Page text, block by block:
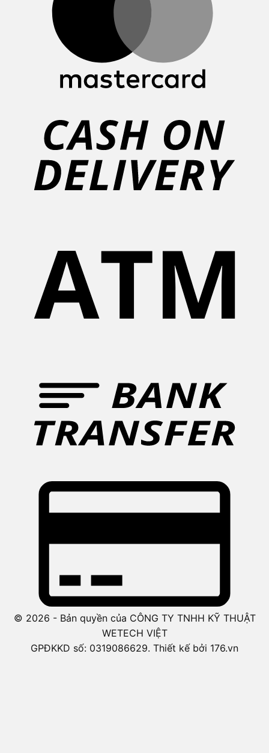
© 2026 - Bản quyền của CÔNG TY TNHH KỸ THUẬT
WETECH VIỆT
GPĐKKD số: 0319086629. Thiết kế bởi 176.vn